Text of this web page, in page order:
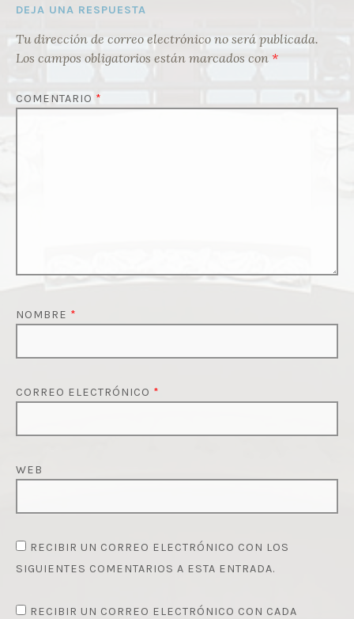
DEJA UNA RESPUESTA
Tu dirección de correo electrónico no será publicada.
Los campos obligatorios están marcados con *
COMENTARIO *
NOMBRE *
CORREO ELECTRÓNICO *
WEB
RECIBIR UN CORREO ELECTRÓNICO CON LOS
SIGUIENTES COMENTARIOS A ESTA ENTRADA.
RECIBIR UN CORREO ELECTRÓNICO CON CADA